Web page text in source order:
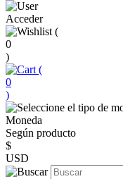
Acceder
(
0
)
(
0
)
Moneda
Según producto
$
USD